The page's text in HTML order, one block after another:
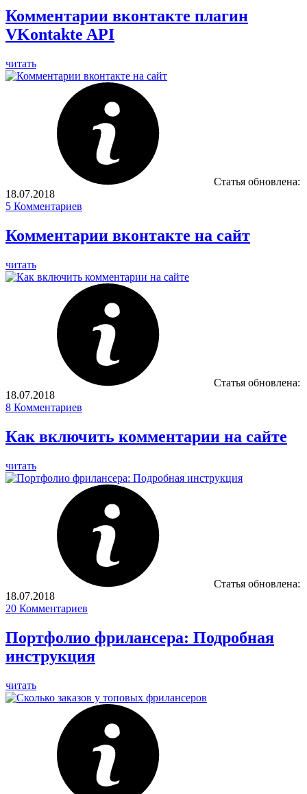
Комментарии вконтакте плагин
VKontakte API
читать
Статья обновлена:
18.07.2018
5 Комментариев
Комментарии вконтакте на сайт
читать
Статья обновлена:
18.07.2018
8 Комментариев
Как включить комментарии на сайте
читать
Статья обновлена:
18.07.2018
20 Комментариев
Портфолио фрилансера: Подробная
инструкция
читать